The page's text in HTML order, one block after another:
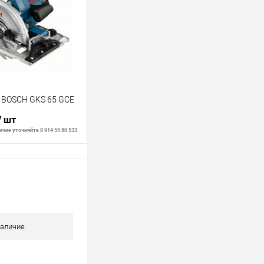
В наличии
GKS 65 GCE
шт
уточняйте 8 914 55 80 533